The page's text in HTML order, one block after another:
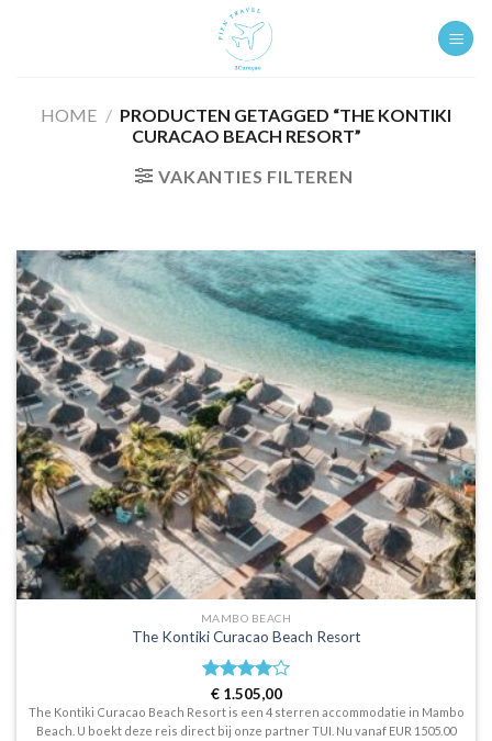
HOME / PRODUCTEN GETAGGED “THE KONTIKI
CURACAO BEACH RESORT”
VAKANTIES FILTEREN
MAMBO BEACH
The Kontiki Curacao Beach Resort
Waardering
4uit 5
€1.505,00
The Kontiki Curacao Beach Resort is een 4 sterren accommodatie in Mambo
Beach. U boekt deze reis direct bij onze partner TUI. Nu vanaf EUR 1505.00